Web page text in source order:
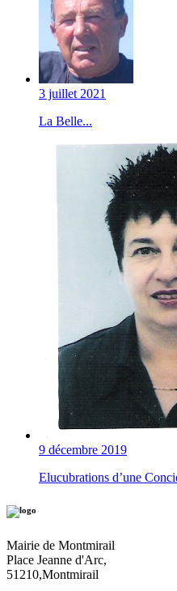
3 juillet 2021
La Belle...
9 décembre 2019
Elucubrations d’une
Mairie de Montmirail
Place Jeanne d'Arc,
51210,Montmirail